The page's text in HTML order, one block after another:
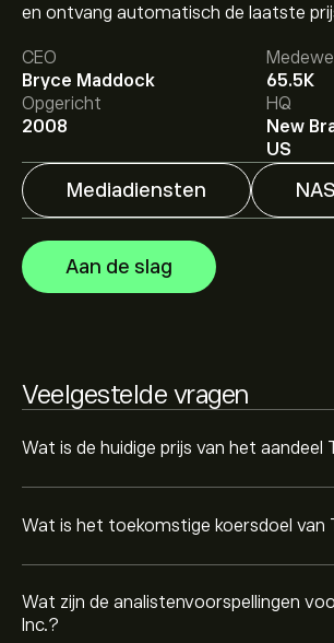
en ontvang automatisch de laatste
CEO
Bryce Maddock
65.5K
Opgericht
2008
HQ
New
US
Mediadiensten
Aan de slag
Veelgestelde vragen
Wat is de huidige prijs van het aandeel
Wat is het toekomstige koersdoel van
Het gemiddelde koersdoel voor TaskUs
Meld je aanbij eToro voor gedetailleerde
analistenvoorspellingen en koersdoelen.
Wat zijn de analistenvoorspellingen
Inc.?
Analisten bieden voorspellingen voor
gebaseerd op markttrends, financiële
verwachte groei. Bekijk de meest
Hold.